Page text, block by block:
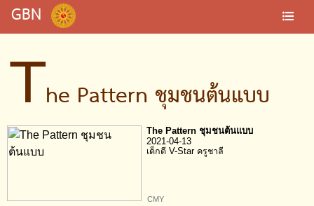
GBN
The Pattern ชุมชนต้นแบบ
The Pattern ชุมชนต้นแบบ
2021-04-13
เด็กดี V-Star ครูชาลี
CMY